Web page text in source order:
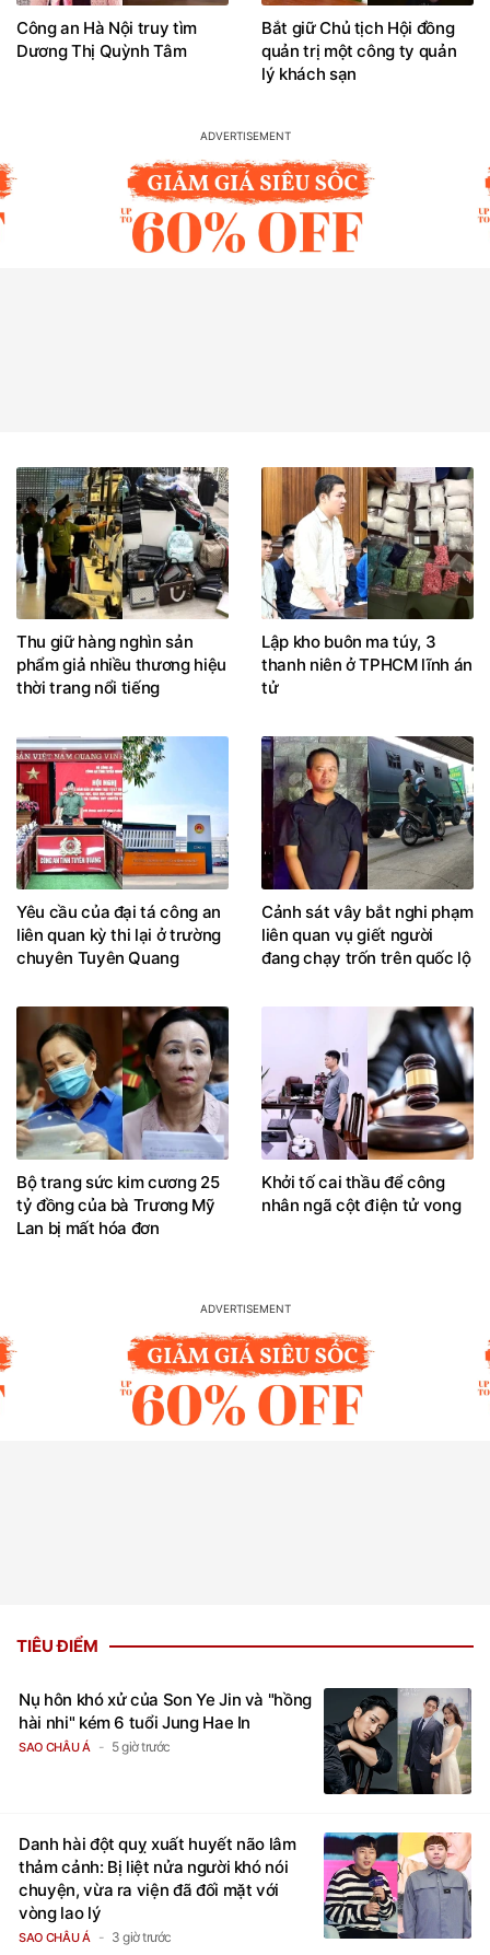
Công an Hà Nội truy tìm
Dương Thị Quỳnh Tâm
Bắt giữ Chủ tịch Hội đồng
quản trị một công ty quản
lý khách sạn
Thu giữ hàng nghìn sản
phẩm giả nhiều thương hiệu
thời trang nổi tiếng
Lập kho buôn ma túy, 3
thanh niên ở TPHCM lĩnh án
tử
Yêu cầu của đại tá công an
liên quan kỳ thi lại ở trường
chuyên Tuyên Quang
Cảnh sát vây bắt nghi phạm
liên quan vụ giết người
đang chạy trốn trên quốc lộ
Bộ trang sức kim cương 25
tỷ đồng của bà Trương Mỹ
Lan bị mất hóa đơn
Khởi tố cai thầu để công
nhân ngã cột điện tử vong
TIÊU ĐIỂM
Nụ hôn khó xử của Son Ye Jin và "hồng
hài nhi" kém 6 tuổi Jung Hae In
SAO CHÂU Á 5 giờ trước
Danh hài đột quỵ xuất huyết não lâm
thảm cảnh: Bị liệt nửa người khó nói
chuyện, vừa ra viện đã đối mặt với
vòng lao lý
SAO CHÂU Á 3 giờ trước